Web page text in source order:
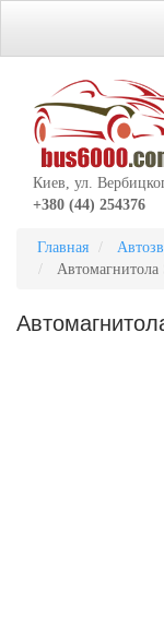
Киев, ул.
+380 (44) 254376
Главная